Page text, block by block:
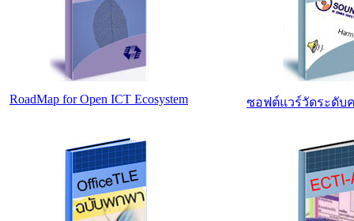
RoadMap for Open ICT Ecosystem ซอฟต์แวร์วัดระดับ